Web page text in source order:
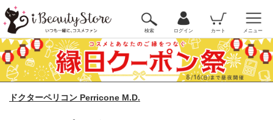
検索 ログイン カート メニュー
ドクターペリコン Perricone M.D.